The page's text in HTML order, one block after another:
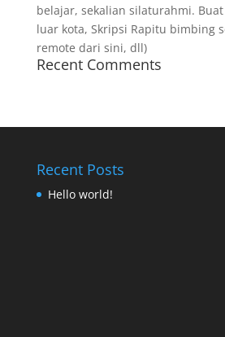
belajar, sekalian silaturahmi.
luar kota, Skripsi Rapitu bimbing
remote dari sini, dll)
Recent Comments
Recent Posts
Hello world!